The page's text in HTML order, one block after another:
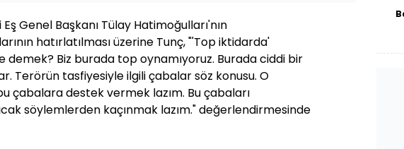
Eş Genel Başkanı Tülay Hatimoğulları'nın
hatırlatılması üzerine Tunç, "'Top iktidarda'
demek? Biz burada top oynamıyoruz. Burada ciddi bir
Terörün tasfiyesiyle ilgili çabalar söz konusu. O
çabalara destek vermek lazım. Bu çabaları
söylemlerden kaçınmak lazım." değerlendirmesinde